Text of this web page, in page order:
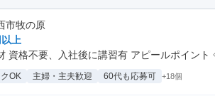
市牧の原
上
資格不要、入社後に講習有 アピールポイント
OK 主婦・主夫歓迎 60代も応募可 +18個